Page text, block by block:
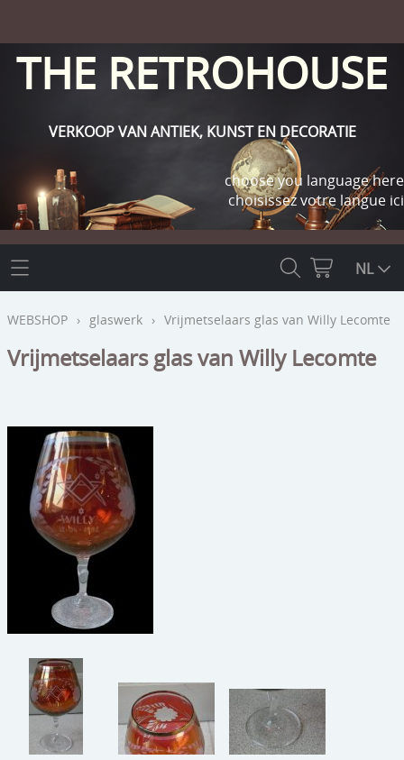
THE RETROHOUSE
VERKOOP VAN ANTIEK, KUNST EN DECORATIE
choose you language here
choisissez votre langue ici
THE RETROHOUSE
WEBSHOP
OUTLET
beelden
meubels
reclamevoorwerpen/merken
curiosa
schilderijen
porselein/aardewerk
medailles/munten/bankbiljetten
ets/tekening/litho/gravure
glaswerk
INFO
CONTACT
NL
WEBSHOP › glaswerk › Vrijmetselaars glas van Willy Lecomte
Vrijmetselaars glas van Willy Lecomte